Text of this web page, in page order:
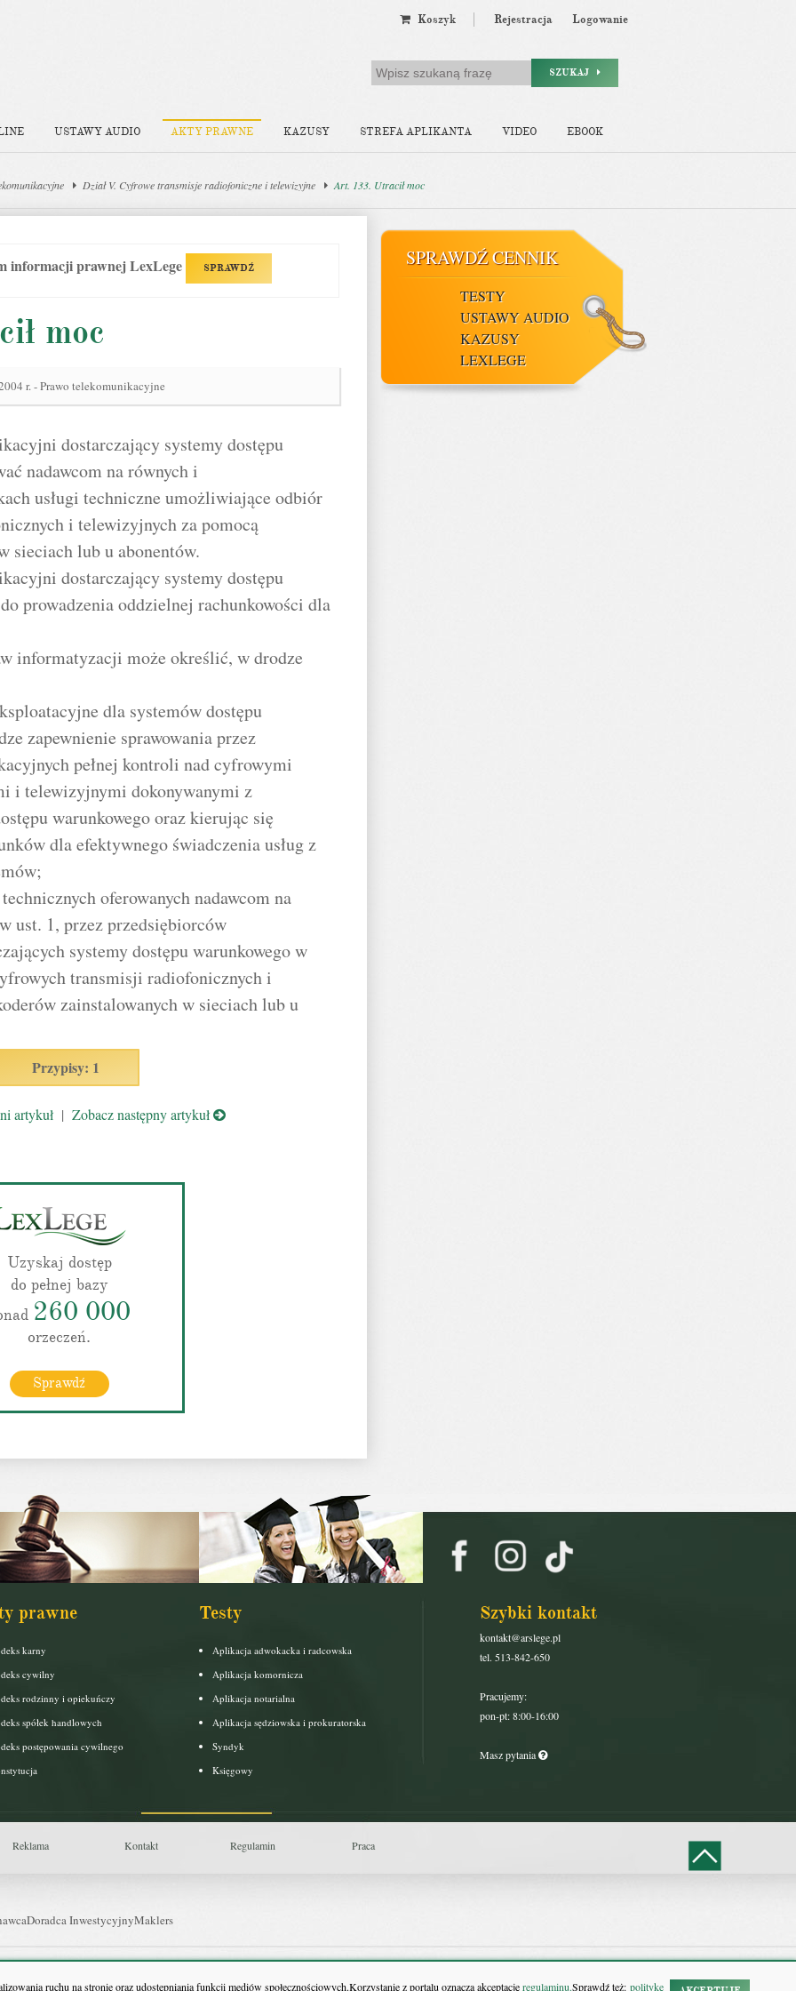
ruchu na stronie oraz udostępniania funkcji mediów społecznościowych.Korzystanie z portalu oznacza akceptacjęregulaminu.Sprawdź też: politykę
Koszyk Rejestracja Logowanie
SZUKAJ
USTAWY AUDIO AKTY PRAWNE KAZUSY STREFA APLIKANTA VIDEO EBOOK
Dział V. Cyfrowe transmisje radiofoniczne i telewizyjne Art. 133. Utracił moc
informacji prawnej LexLege SPRAWDŹ
moc
r. - Prawo telekomunikacyjne
dostarczający systemy dostępu
nadawcom na równych i
usługi techniczne umożliwiające odbiór
i telewizyjnych za pomocą
sieciach lub u abonentów.
dostarczający systemy dostępu
prowadzenia oddzielnej rachunkowości dla
informatyzacji może określić, w drodze
dla systemów dostępu
zapewnienie sprawowania przez
pełnej kontroli nad cyfrowymi
i telewizyjnymi dokonywanymi z
warunkowego oraz kierując się
dla efektywnego świadczenia usług z
oferowanych nadawcom na
ust. 1, przez przedsiębiorców
systemy dostępu warunkowego w
transmisji radiofonicznych i
zainstalowanych w sieciach lub u
Przypisy: 1
artykuł| Zobacz następny artykuł
Uzyskaj dostęp
do pełnej bazy
260 000
orzeczeń.
Sprawdź
SPRAWDŹ CENNIK
TESTY
USTAWY AUDIO
KAZUSY
LEXLEGE
prawne
karny
cywilny
rodzinny i opiekuńczy
spółek handlowych
postępowania cywilnego
Testy
Aplikacja adwokacka i radcowska
Aplikacja komornicza
Aplikacja notarialna
Aplikacja sędziowska i prokuratorska
Syndyk
Księgowy
Szybki kontakt
kontakt@arslege.pl
tel. 513-842-650
Pracujemy:
pon-pt: 8:00-16:00
Masz pytania
Reklama Kontakt Regulamin Praca
Doradca InwestycyjnyMaklers
FarmacjiPit.pl